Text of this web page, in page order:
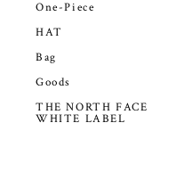
One-Piece
HAT
Bag
Goods
THE NORTH FACE
WHITE LABEL